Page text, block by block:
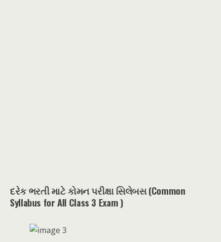
દરેક ભરતી માટે કોમન પરીક્ષા સિલેબસ (Common
Syllabus for All Class 3 Exam )